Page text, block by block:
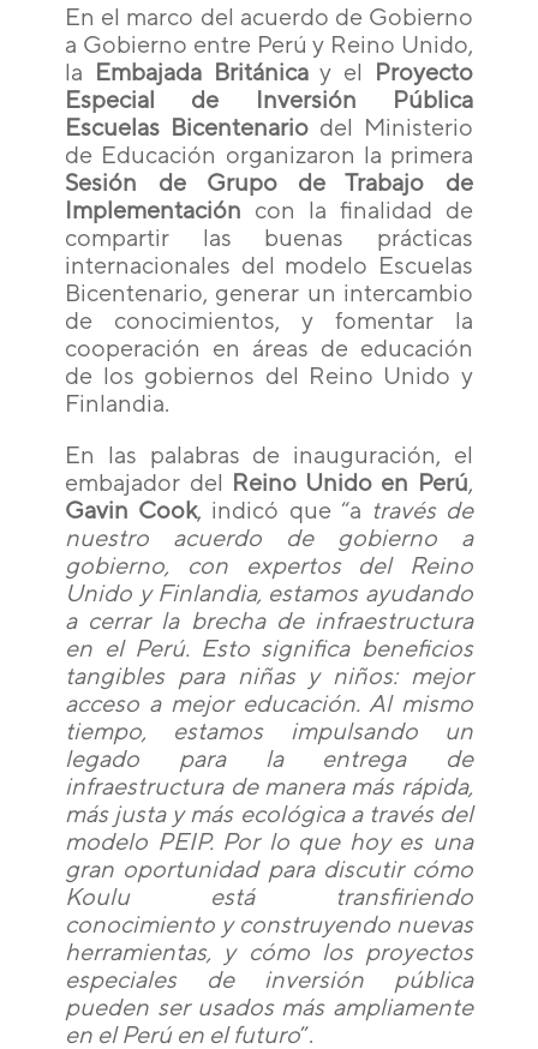
En el marco del acuerdo de Gobierno
a Gobierno entre Perú y Reino Unido,
la Embajada Británicay el
Proyecto
Especial de Inversión Pública
Escuelas Bicentenario del Ministerio
de Educación organizaron la primera
Sesión de Grupo de Trabajo de
Implementación con la finalidad de
compartir las buenas prácticas
internacionales del modelo Escuelas
Bicentenario, generar un intercambio
de conocimientos, y fomentar la
cooperación en áreas de educación
de los gobiernos del Reino Unido y
Finlandia.
En las palabras de inauguración, el
embajador del Reino Unido en Perú,
Gavin Cook, indicó que “a través de
nuestro acuerdo de gobierno a
gobierno, con expertos del Reino
Unido y Finlandia, estamos ayudando
a cerrar la brecha de infraestructura
en el Perú. Esto significa beneficios
tangibles para niñas y niños: mejor
acceso a mejor educación. Al mismo
tiempo, estamos impulsando un
legado para la entrega de
infraestructura de manera más rápida,
más justa y más ecológica a través del
modelo PEIP. Por lo que hoy es una
gran oportunidad para discutir cómo
Koulu está transfiriendo
conocimiento y construyendo nuevas
herramientas, y cómo los proyectos
especiales de inversión pública
pueden ser usados más ampliamente
en el Perú en el futuro”.